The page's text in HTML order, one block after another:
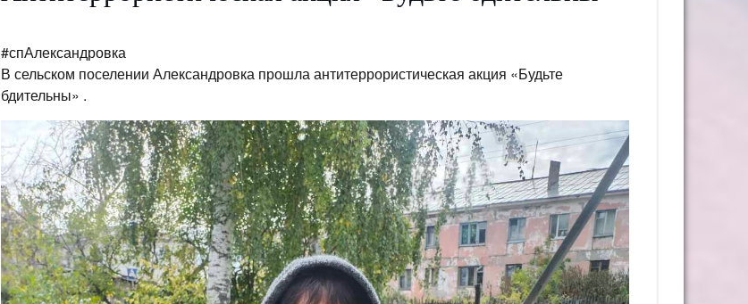
#спАлександровка
В сельском поселении Александровка прошла антитеррористическая акция «Будьте
бдительны» .